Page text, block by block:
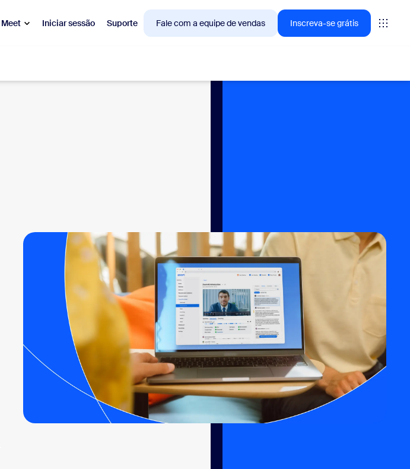
Meet Iniciar sessão Suporte Fale com a equipe de vendas Inscreva-se grátis
Canvas
Insights de CX